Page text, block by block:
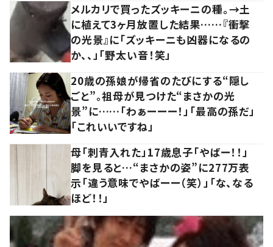
メルカリで買ったズッキーニの種。→土
に植えて3ヶ月放置した結果……『衝撃
の光景』に「ズッキーニも凶器になるの
か、、」「野太い音！笑」
20歳の孫娘が帰省のたびにする“隠し
ごと”。祖母が見つけた“まさかの光
景”に……「わぁーーー！」「最高の孫だ」
「これいいですね」
母「刺青入れた」17歳息子「やばー！！」
脚を見ると…“まさかの姿”に277万表
示「違う意味でやばーー（笑）」「な、なる
ほど！！」